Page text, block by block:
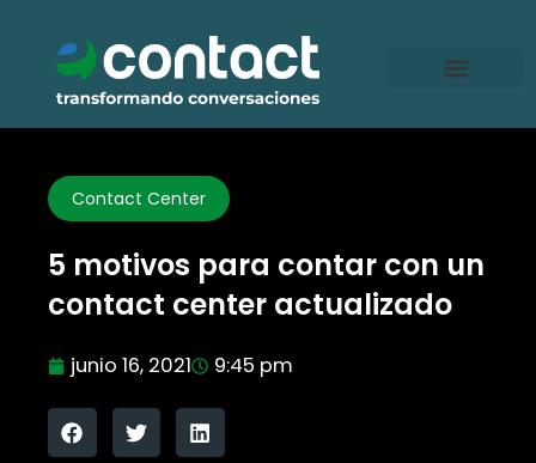
contenido
Contact Center
5 motivos para contar con un
contact center actualizado
junio 16, 2021 9:45 pm